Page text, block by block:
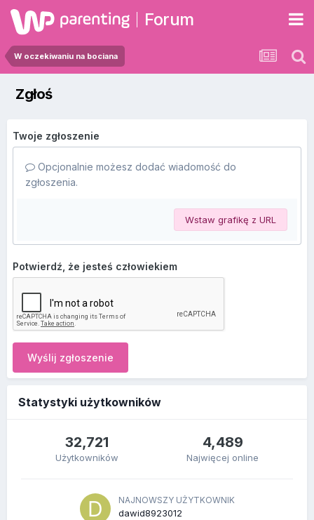
Forum
W oczekiwaniu na bociana
Zgłoś
Twoje zgłoszenie
Opcjonalnie możesz dodać wiadomość do
zgłoszenia.
Wstaw grafikę z URL
Potwierdź, że jesteś człowiekiem
Wyślij zgłoszenie
Statystyki użytkowników
32,721
Użytkowników
4,489
Najwięcej online
NAJNOWSZY UŻYTKOWNIK
dawid8923012